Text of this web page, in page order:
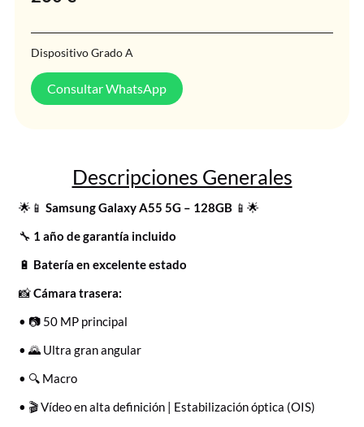
Dispositivo Grado A
Consultar WhatsApp
Descripciones Generales
🌟📱 Samsung Galaxy A55 5G – 128GB 📱🌟
🔧 1 año de garantía incluido
🔋 Batería en excelente estado
📸Cámara trasera:
• 📷 50 MP principal
• 🌄 Ultra gran angular
• 🔍 Macro
• 🎬 Vídeo en alta definición | Estabilización óptica (OIS)